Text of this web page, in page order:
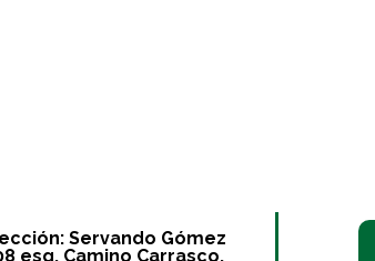
Servando Gómez
esq. Camino Carrasco.